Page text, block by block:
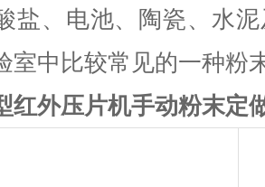
盐、电池、陶瓷、水
室中比较常见的一种粉
红外压片机手动粉末定